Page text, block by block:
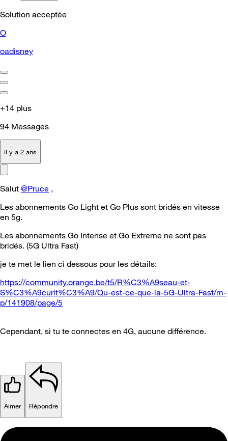
Solution acceptée
O
oadisney
+14 plus
94 Messages
il y a 2 ans
Salut @Pruce ,
Les abonnements Go Light et Go Plus sont bridés en vitesse
en 5g.
Les abonnements Go Intense et Go Extreme ne sont pas
bridés. (5G Ultra Fast)
je te met le lien ci dessous pour les détails:
https://community.orange.be/t5/R%C3%A9seau-et-
S%C3%A9curit%C3%A9/Qu-est-ce-que-la-5G-Ultra-Fast/m-
p/141908/page/5
Cependant, si tu te connectes en 4G, aucune différence.
Aimer Répondre